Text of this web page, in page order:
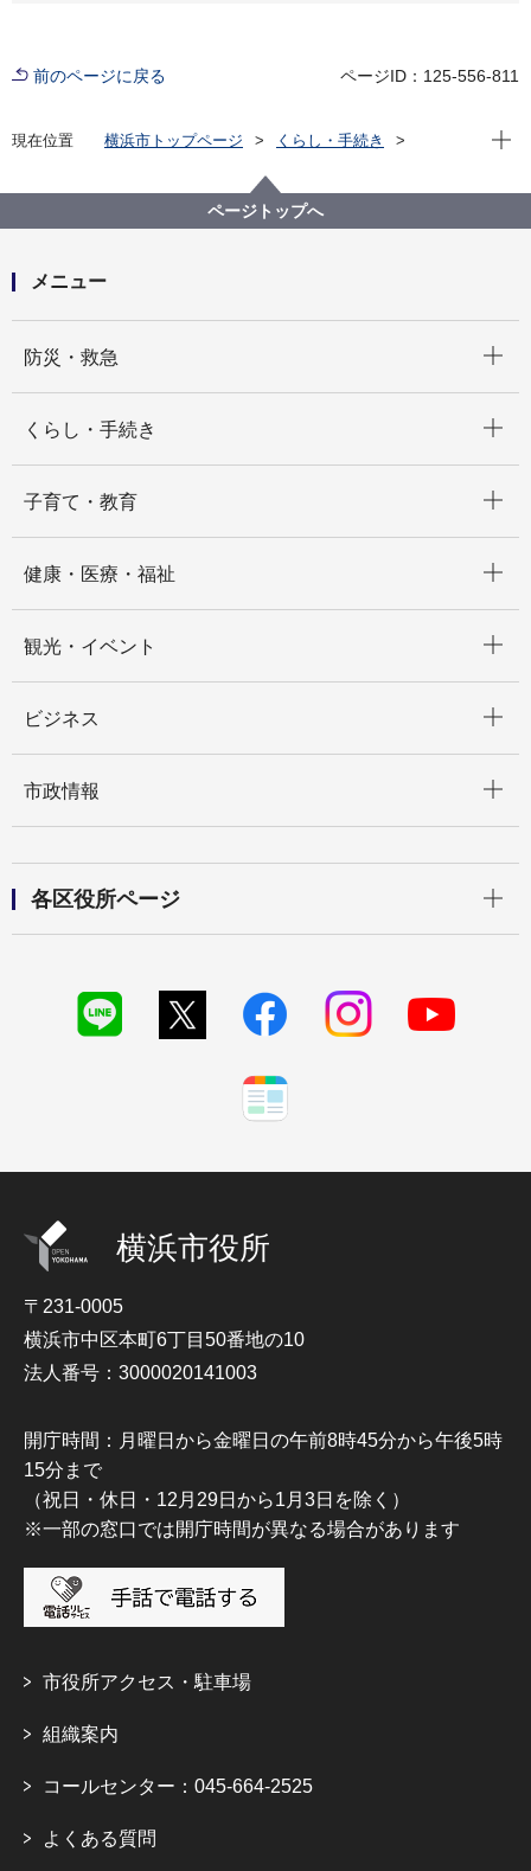
前のページに戻る ページID：125-556-811
現在位置 横浜市トップページ
くらし・手続き
都筑図書館の取り組み
現在
ページトップへ
メニュー
防災・救急
くらし・手続き
子育て・教育
健康・医療・福祉
観光・イベント
ビジネス
市政情報
各区役所ページ
横浜市役所
〒231-0005
横浜市中区本町6丁目50番地の10
法人番号：3000020141003
開庁時間：月曜日から金曜日の午前8時45分から午後5時
15分まで
（祝日・休日・12月29日から1月3日を除く）
※一部の窓口では開庁時間が異なる場合があります
市役所アクセス・駐車場
組織案内
コールセンター：045-664-2525
よくある質問